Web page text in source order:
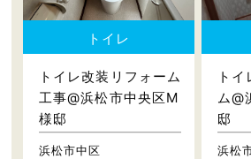
トイレ
トイレ改装リフォーム
工事@浜松市中央区M
様邸
浜松市中区
ト
ム@
邸
浜松